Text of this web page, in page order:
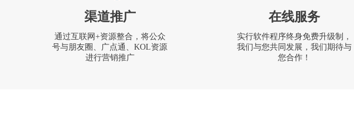
渠道推广
通过互联网+资源整合，将公众
号与朋友圈、广点通、KOL资源
进行营销推广
在线服务
实行软件程序终身免费升级制，
我们与您共同发展，我们期待与
您合作！